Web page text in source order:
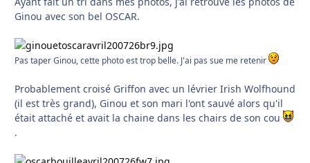
Ginou avec son bel OSCAR.
Pas taper Ginou, cette photo est trop belle. J'ai pas sue me retenir
Probablement croisé Griffon avec un lévrier Irish Wolfhound
(il est très grand), Ginou et son mari l'ont sauvé alors qu'il
était attaché et avait la chaine dans les chairs de son cou
.